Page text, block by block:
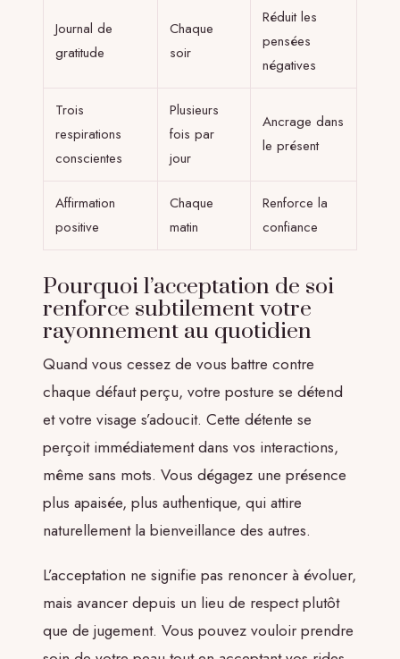
Journal de
gratitude
Chaque
soir
Réduit les
pensées
négatives
Trois
respirations
conscientes
Plusieurs
fois par
jour
Ancrage dans
le présent
Affirmation
positive
Chaque
matin
Renforce la
confiance
Pourquoi l’acceptation de soi
renforce subtilement votre
rayonnement au quotidien
Quand vous cessez de vous battre contre
chaque défaut perçu, votre posture se détend
et votre visage s’adoucit. Cette détente se
perçoit immédiatement dans vos interactions,
même sans mots. Vous dégagez une présence
plus apaisée, plus authentique, qui attire
naturellement la bienveillance des autres.
L’acceptation ne signifie pas renoncer à évoluer,
mais avancer depuis un lieu de respect plutôt
que de jugement. Vous pouvez vouloir prendre